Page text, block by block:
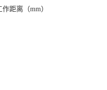
距离（mm）